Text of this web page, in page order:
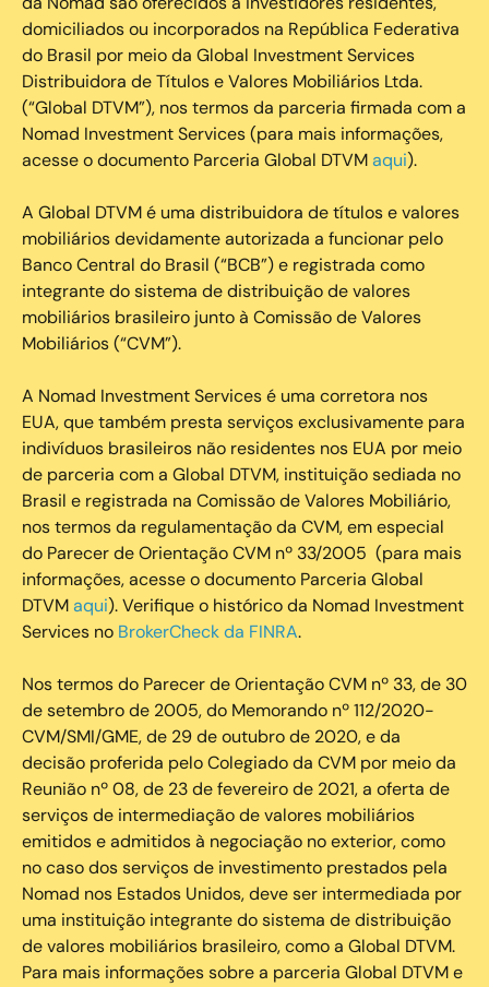
domiciliados ou incorporados na República Federativa
do Brasil por meio da Global Investment Services
Distribuidora de Títulos e Valores Mobiliários Ltda.
(“Global DTVM”), nos termos da parceria firmada com a
Nomad Investment Services (para mais informações,
acesse o documento Parceria Global DTVMaqui).
A Global DTVM é uma distribuidora de títulos e valores
mobiliários devidamente autorizada a funcionar pelo
Banco Central do Brasil (“BCB”) e registrada como
integrante do sistema de distribuição de valores
mobiliários brasileiro junto à Comissão de Valores
Mobiliários (“CVM”).
‍A Nomad Investment Services é uma corretora nos
EUA, que também presta serviços exclusivamente para
indivíduos brasileiros não residentes nos EUA por meio
de parceria com a Global DTVM, instituição sediada no
Brasil e registrada na Comissão de Valores Mobiliário,
nos termos da regulamentação da CVM, em especial
do Parecer de Orientação CVM nº 33/2005 (para mais
informações, acesse o documento Parceria Global
DTVMaqui). Verifique o histórico da Nomad Investment
Services no BrokerCheck da FINRA.
Nos termos do Parecer de Orientação CVM nº 33, de 30
de setembro de 2005, do Memorando nº 112/2020-
CVM/SMI/GME, de 29 de outubro de 2020, e da
decisão proferida pelo Colegiado da CVM por meio da
Reunião nº 08, de 23 de fevereiro de 2021, a oferta de
serviços de intermediação de valores mobiliários
emitidos e admitidos à negociação no exterior, como
no caso dos serviços de investimento prestados pela
Nomad nos Estados Unidos, deve ser intermediada por
uma instituição integrante do sistema de distribuição
de valores mobiliários brasileiro, como a Global DTVM.
Para mais informações sobre a parceria Global DTVM e